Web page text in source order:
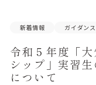
新着情報 ガイダンス
令和５年度「
シップ」実習
について